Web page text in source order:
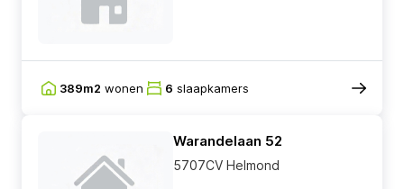
389m2 wonen 6 slaapkamers
Warandelaan 52
5707CV Helmond